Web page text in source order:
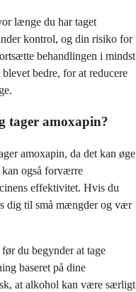
længe du har taget
kontrol, og din risiko for
behandlingen i mindst
bedre, for at reducere
tager amoxapin?
amoxapin, da det kan øge
også forværre
effektivitet. Hvis du
dig til små mængder og vær
du begynder at tage
baseret på dine
at alkohol kan være særligt